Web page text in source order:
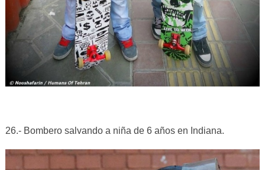
26.- Bombero salvando a niña de 6 años en Indiana.